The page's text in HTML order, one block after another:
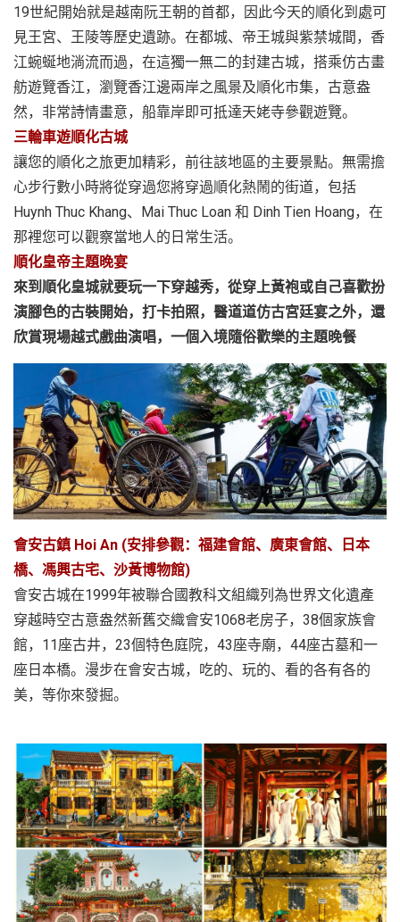
19世紀開始就是越南阮王朝的首都，因此今天的順化到處可
見王宮、王陵等歷史遺跡。在都城、帝王城與紫禁城間，香
江蜿蜒地淌流而過，在這獨一無二的封建古城，搭乘仿古畫
舫遊覽香江，瀏覽香江邊兩岸之風景及順化市集，古意盎
然，非常詩情畫意，船靠岸即可抵達天姥寺參觀遊覽。
三輪車遊順化古城
讓您的順化之旅更加精彩，前往該地區的主要景點。無需擔
心步行數小時將從穿過您將穿過順化熱鬧的街道，包括
Huynh Thuc Khang、Mai Thuc Loan 和 Dinh Tien Hoang，在
那裡您可以觀察當地人的日常生活。
順化皇帝主題晚宴
來到順化皇城就要玩一下穿越秀，從穿上黃袍或自己喜歡扮
演腳色的古裝開始，打卡拍照，醫道道仿古宮廷宴之外，還
欣賞現場越式戲曲演唱，一個入境隨俗歡樂的主題晚餐
會安古鎮 Hoi An (安排參觀：福建會館、廣東會館、日本
橋、馮興古宅、沙黃博物館)
會安古城在1999年被聯合國教科文組織列為世界文化遺產
穿越時空古意盎然新舊交織會安1068老房子，38個家族會
館，11座古井，23個特色庭院，43座寺廟，44座古墓和一
座日本橋。漫步在會安古城，吃的、玩的、看的各有各的
美，等你來發掘。